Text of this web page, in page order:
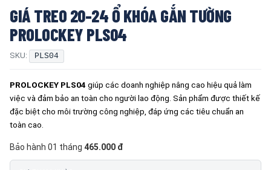
GIÁ TREO 20-24 Ổ KHÓA GẮN TƯỜNG
PROLOCKEY PLS04
SKU: PLS04
PROLOCKEY PLS04 giúp các doanh nghiệp nâng cao hiệu quả làm
việc và đảm bảo an toàn cho người lao động. Sản phẩm được thiết kế
đặc biệt cho môi trường công nghiệp, đáp ứng các tiêu chuẩn an
toàn cao.
Bảo hành 01 tháng 465.000 đ